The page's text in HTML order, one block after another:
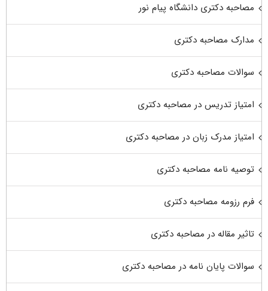
مصاحبه دکتری دانشگاه پیام نور
مدارک مصاحبه دکتری
سوالات مصاحبه دکتری
امتیاز تدریس در مصاحبه دکتری
امتیاز مدرک زبان در مصاحبه دکتری
توصیه نامه مصاحبه دکتری
فرم رزومه مصاحبه دکتری
تاثیر مقاله در مصاحبه دکتری
سوالات پایان نامه در مصاحبه دکتری